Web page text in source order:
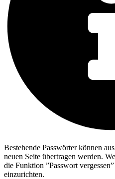
Bestehende Passwörter können
neuen Seite übertragen werden.
die Funktion ”Passwort
einzurichten.